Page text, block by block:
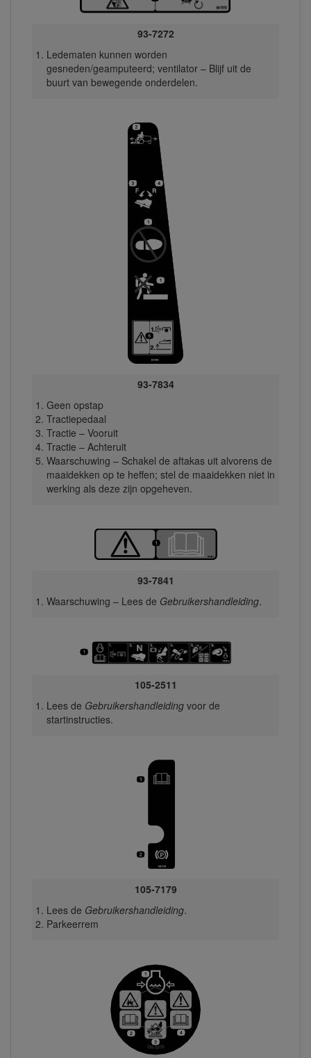
93-7272
Ledematen kunnen worden
gesneden/geamputeerd; ventilator – Blijf uit de
buurt van bewegende onderdelen.
93-7834
Geen opstap
Tractiepedaal
Tractie – Vooruit
Tractie – Achteruit
Waarschuwing – Schakel de aftakas uit alvorens de
maaidekken op te heffen; stel de maaidekken niet in
werking als deze zijn opgeheven.
93-7841
Waarschuwing – Lees de Gebruikershandleiding.
105-2511
Lees de Gebruikershandleidingvoor de
startinstructies.
105-7179
Lees de Gebruikershandleiding.
Parkeerrem